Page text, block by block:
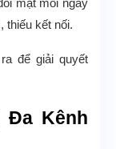
mặt mỗi ngày
thiếu kết nối.
để giải quyết
Đa Kênh